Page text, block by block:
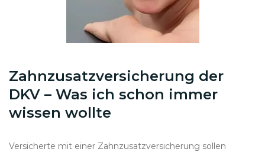
Zahnzusatzversicherung der
DKV – Was ich schon immer
wissen wollte
Versicherte mit einer Zahnzusatzversicherung sollen